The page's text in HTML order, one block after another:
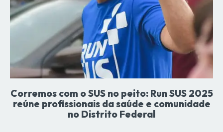
Corremos com o SUS no peito: Run SUS 2025
reúne profissionais da saúde e comunidade
no Distrito Federal